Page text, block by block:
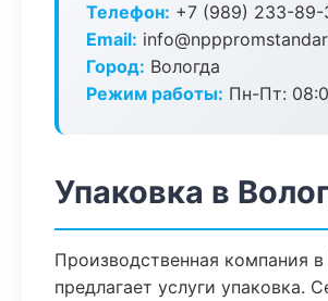
Телефон: +7 (989) 233-89-
Email:
Город: Вологда
Режим работы: Пн-Пт:
Упаковка в
Производственная компания в
предлагает услуги упаковка.